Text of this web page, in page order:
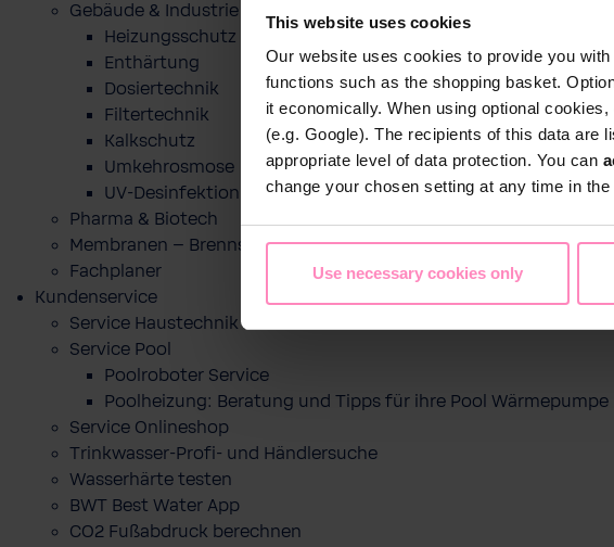
This website uses cookies
Our website uses cookies to provide you
functions such as the shopping basket.
it economically. When using optional
(e.g. Google). The recipients of this data are
appropriate level of data protection. You can
change your chosen setting at any time in
Use necessary cookies only
Gebäude & Industrie
Heizungsschutz
Enthärtung
Dosiertechnik
Filtertechnik
Kalkschutz
Umkehrosmose
UV-Desinfektion
Pharma & Biotech
Membranen – Brennstoffzelle
Fachplaner
Kundenservice
Service Haustechnik
Service Pool
Poolroboter Service
Poolheizung: Beratung und Tipps für ihre Pool Wärmepumpe
Service Onlineshop
Trinkwasser-Profi- und Händlersuche
Wasserhärte testen
BWT Best Water App
CO2 Fußabdruck berechnen